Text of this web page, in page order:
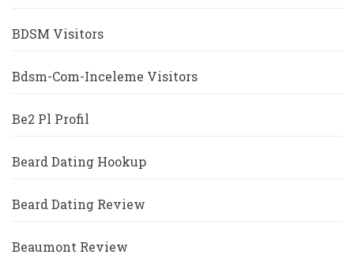
BDSM Visitors
Bdsm-Com-Inceleme Visitors
Be2 Pl Profil
Beard Dating Hookup
Beard Dating Review
Beaumont Review